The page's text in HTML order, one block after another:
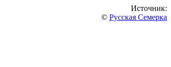
Источник:
© Русская Семерка